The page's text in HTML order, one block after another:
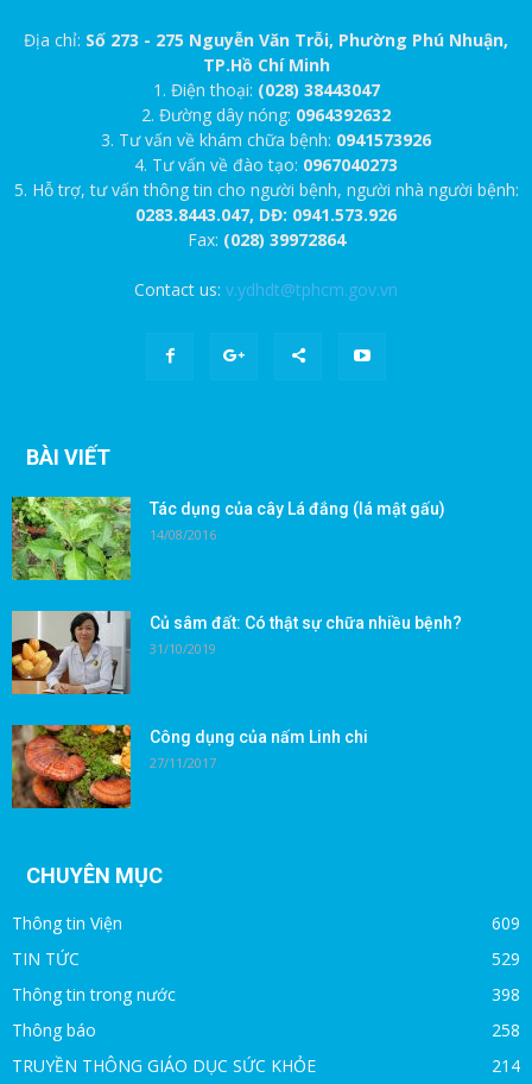
Địa chỉ: Số 273 - 275 Nguyễn Văn Trỗi, Phường Phú Nhuận,
TP.Hồ Chí Minh
1. Điện thoại: (028) 38443047
2. Đường dây nóng: 0964392632
3. Tư vấn về khám chữa bệnh: 0941573926
4. Tư vấn về đào tạo: 0967040273
5. Hỗ trợ, tư vấn thông tin cho người bệnh, người nhà người bệnh:
0283.8443.047, DĐ: 0941.573.926
Fax: (028) 39972864
Contact us: v.ydhdt@tphcm.gov.vn
BÀI VIẾT
Tác dụng của cây Lá đắng (lá mật gấu)
14/08/2016
Củ sâm đất: Có thật sự chữa nhiều bệnh?
31/10/2019
Công dụng của nấm Linh chi
27/11/2017
CHUYÊN MỤC
Thông tin Viện
609
TIN TỨC
529
Thông tin trong nước
398
Thông báo
258
TRUYỀN THÔNG GIÁO DỤC SỨC KHỎE
214